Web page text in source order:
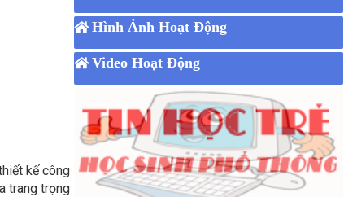
kế công
trang trọng
Hình Ảnh Hoạt Động
Video Hoạt Động